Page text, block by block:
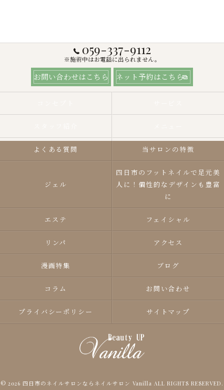
059-337-9112
※施術中はお電話に出られません。
お問い合わせはこちら ネット予約はこちら
よくある質問 当サロンの特徴
ジェル
四日市のフットネイルで足元美
人に！個性的なデザインも豊富
に
エステ フェイシャル
リンパ アクセス
漫画特集 ブログ
コラム お問い合わせ
プライバシーポリシー サイトマップ
© 2026 四日市のネイルサロンならネイルサロン Vanilla ALL RIGHTS RESERVED.